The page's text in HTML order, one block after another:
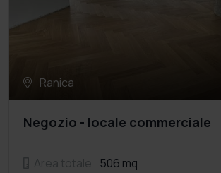
Ranica
Negozio - locale commerciale
506 mq